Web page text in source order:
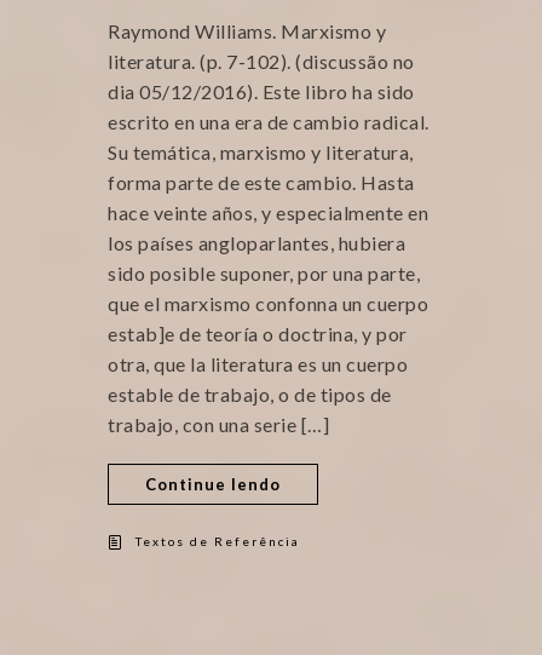
Raymond Williams. Marxismo y
literatura. (p. 7-102). (discussão no
dia 05/12/2016). Este libro ha sido
escrito en una era de cambio radical.
Su temática, marxismo y literatura,
forma parte de este cambio. Hasta
hace veinte años, y especialmente en
los países angloparlantes, hubiera
sido posible suponer, por una parte,
que el marxismo confonna un cuerpo
estab]e de teoría o doctrina, y por
otra, que la literatura es un cuerpo
estable de trabajo, o de tipos de
trabajo, con una serie […]
Continue lendo
Textos de Referência